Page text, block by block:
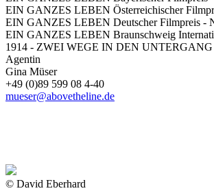
EIN GANZES LEBEN Österreichischer
EIN GANZES LEBEN Deutscher Filmpreis -
EIN GANZES LEBEN Braunschweig
1914 - ZWEI WEGE IN DEN UNTERGANG
Agentin
Gina Müser
+49 (0)89 599 08 4-40
mueser@abovetheline.de
© David Eberhard